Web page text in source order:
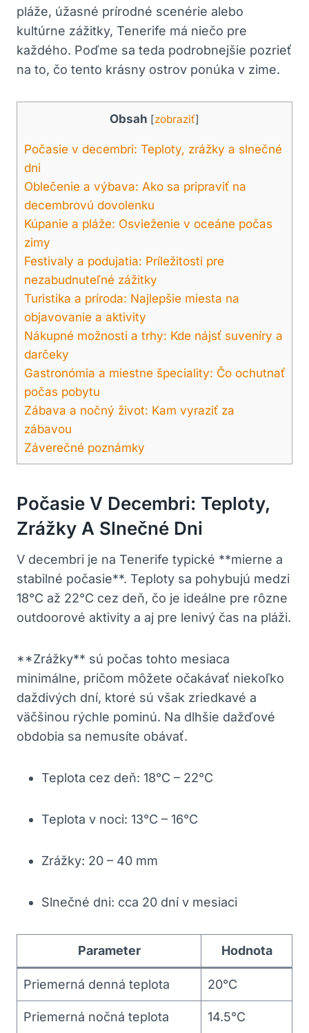
pláže, úžasné prírodné scenérie alebo
kultúrne zážitky, Tenerife má niečo pre
každého. Poďme sa teda podrobnejšie pozrieť
na to, čo tento krásny ostrov ponúka v zime.
Obsah [zobraziť]
Počasie v decembri: Teploty, zrážky a slnečné
dni
Oblečenie a výbava: Ako sa pripraviť na
decembrovú dovolenku
Kúpanie a pláže: Osvieženie v oceáne počas
zimy
Festivaly a podujatia: Príležitosti pre
nezabudnuteľné zážitky
Turistika a príroda: Najlepšie miesta na
objavovanie a aktivity
Nákupné možnosti a trhy: Kde nájsť suveníry a
darčeky
Gastronómia a miestne špeciality: Čo ochutnať
počas pobytu
Zábava a nočný život: Kam vyraziť za
zábavou
Záverečné poznámky
Počasie V Decembri: Teploty,
Zrážky A Slnečné Dni
V decembri je na Tenerife typické **mierne a
stabilné počasie**. Teploty sa pohybujú medzi
18°C až 22°C cez deň, čo je ideálne pre rôzne
outdoorové aktivity a aj pre lenivý čas na pláži.
**Zrážky** sú počas tohto mesiaca
minimálne, pričom môžete očakávať niekoľko
daždivých dní, ktoré sú však zriedkavé a
väčšinou rýchle pominú. Na dlhšie dažďové
obdobia sa nemusíte obávať.
Teplota cez deň: 18°C – 22°C
Teplota v noci: 13°C – 16°C
Zrážky: 20 – 40 mm
Slnečné dni: cca 20 dní v mesiaci
Parameter Hodnota
Priemerná denná teplota 20°C
Priemerná nočná teplota 14.5°C